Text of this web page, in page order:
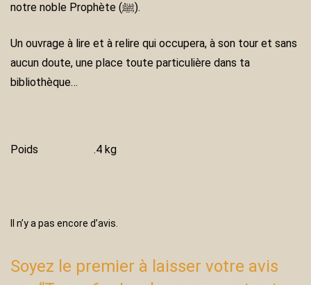
notre noble Prophète (ﷺ).
Un ouvrage à lire et à relire qui occupera, à son tour et sans
aucun doute, une place toute particulière dans ta
bibliothèque…
Poids .4 kg
Il n’y a pas encore d’avis.
Soyez le premier à laisser votre avis